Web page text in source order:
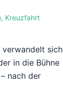
, Kreuzfahrt
verwandelt sich
in die Bühne
nach der